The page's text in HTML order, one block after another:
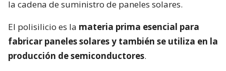
la cadena de suministro de paneles solares.
El polisilicio es la materia prima esencial para
fabricar paneles solares y también se utiliza en la
producción de semiconductores.